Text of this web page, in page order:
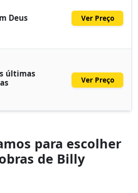
Deus Ver Preço
últimas
Ver Preço
para escolher
de Billy